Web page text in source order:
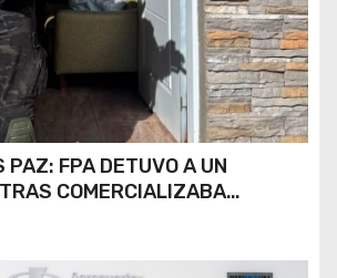
PAZ: FPA DETUVO A UN
COMERCIALIZABA